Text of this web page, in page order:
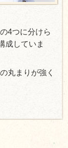
4つに分けら
成していま
丸まりが強く